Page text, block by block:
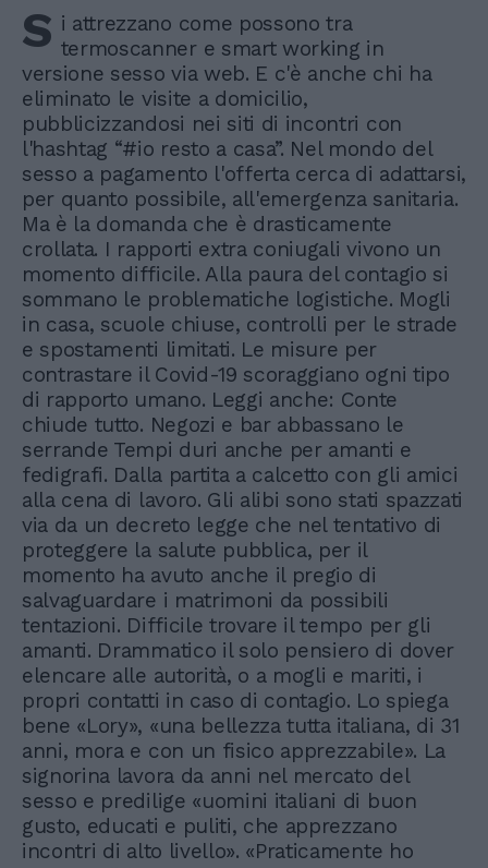
S i attrezzano come possono tra
termoscanner e smart working in
versione sesso via web. E c'è anche chi ha
eliminato le visite a domicilio,
pubblicizzandosi nei siti di incontri con
l'hashtag “#io resto a casa”. Nel mondo del
sesso a pagamento l'offerta cerca di adattarsi,
per quanto possibile, all'emergenza sanitaria.
Ma è la domanda che è drasticamente
crollata. I rapporti extra coniugali vivono un
momento difficile. Alla paura del contagio si
sommano le problematiche logistiche. Mogli
in casa, scuole chiuse, controlli per le strade
e spostamenti limitati. Le misure per
contrastare il Covid-19 scoraggiano ogni tipo
di rapporto umano. Leggi anche: Conte
chiude tutto. Negozi e bar abbassano le
serrande Tempi duri anche per amanti e
fedigrafi. Dalla partita a calcetto con gli amici
alla cena di lavoro. Gli alibi sono stati spazzati
via da un decreto legge che nel tentativo di
proteggere la salute pubblica, per il
momento ha avuto anche il pregio di
salvaguardare i matrimoni da possibili
tentazioni. Difficile trovare il tempo per gli
amanti. Drammatico il solo pensiero di dover
elencare alle autorità, o a mogli e mariti, i
propri contatti in caso di contagio. Lo spiega
bene «Lory», «una bellezza tutta italiana, di 31
anni, mora e con un fisico apprezzabile». La
signorina lavora da anni nel mercato del
sesso e predilige «uomini italiani di buon
gusto, educati e puliti, che apprezzano
incontri di alto livello». «Praticamente ho